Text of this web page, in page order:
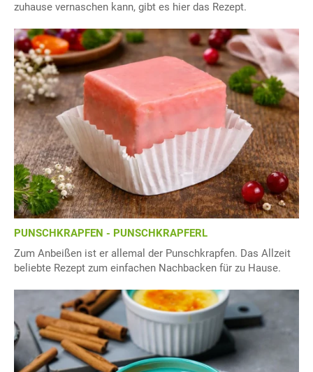
zuhause vernaschen kann, gibt es hier das Rezept.
PUNSCHKRAPFEN - PUNSCHKRAPFERL
Zum Anbeißen ist er allemal der Punschkrapfen. Das Allzeit
beliebte Rezept zum einfachen Nachbacken für zu Hause.